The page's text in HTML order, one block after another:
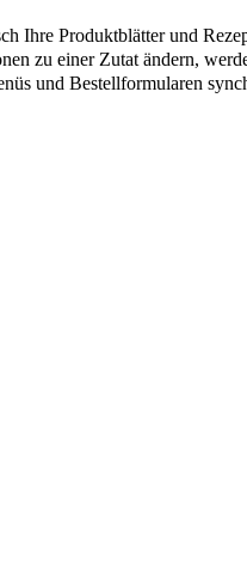
Ihre Produktblätter und
zu einer Zutat ändern,
und Bestellformularen